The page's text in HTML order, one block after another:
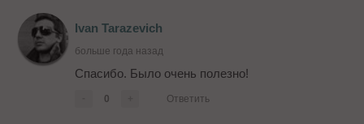
Ivan Tarazevich
больше года назад
Спасибо. Было очень полезно!
0 Ответить